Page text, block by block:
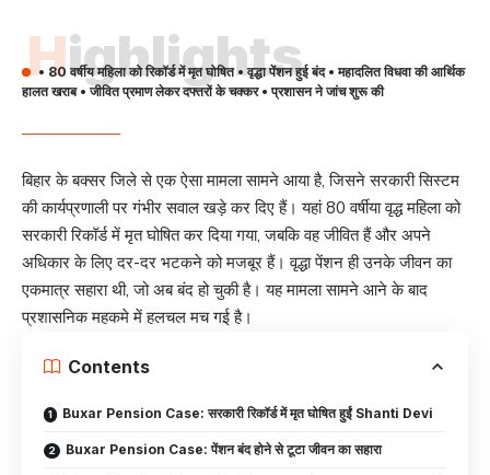
Highlights
• 80 वर्षीय महिला को रिकॉर्ड में मृत घोषित • वृद्धा पेंशन हुई बंद • महादलित विधवा की आर्थिक
हालत खराब • जीवित प्रमाण लेकर दफ्तरों के चक्कर • प्रशासन ने जांच शुरू की
बिहार के बक्सर जिले से एक ऐसा मामला सामने आया है, जिसने सरकारी सिस्टम
की कार्यप्रणाली पर गंभीर सवाल खड़े कर दिए हैं। यहां 80 वर्षीया वृद्ध महिला को
सरकारी रिकॉर्ड में मृत घोषित कर दिया गया, जबकि वह जीवित हैं और अपने
अधिकार के लिए दर-दर भटकने को मजबूर हैं। वृद्धा पेंशन ही उनके जीवन का
एकमात्र सहारा थी, जो अब बंद हो चुकी है। यह मामला सामने आने के बाद
प्रशासनिक महकमे में हलचल मच गई है।
Contents
Buxar Pension Case: सरकारी रिकॉर्ड में मृत घोषित हुईं Shanti Devi
Buxar Pension Case: पेंशन बंद होने से टूटा जीवन का सहारा